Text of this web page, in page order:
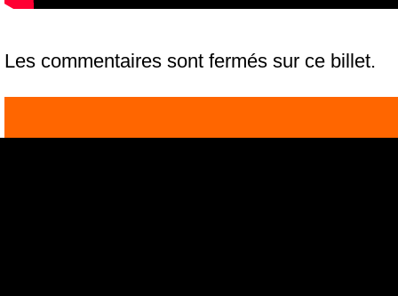
Les commentaires sont fermés sur ce billet.